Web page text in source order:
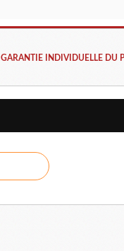
GARANTIE INDIVIDUELLE DU